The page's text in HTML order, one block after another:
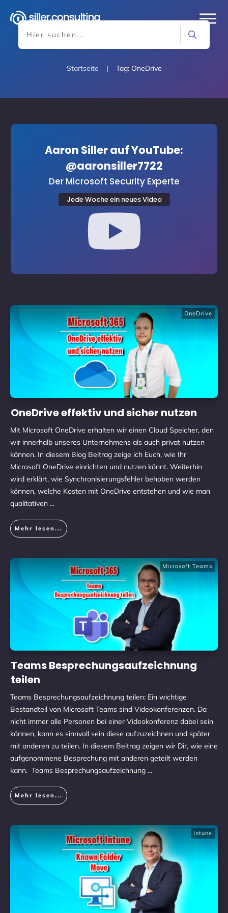
Startseite | Tag: OneDrive
Aaron Siller auf YouTube:
@aaronsiller7722
Der Microsoft Security Experte
Jede Woche ein neues Video
OneDrive
OneDrive effektiv und sicher nutzen
Mit Microsoft OneDrive erhalten wir einen Cloud Speicher, den
wir innerhalb unseres Unternehmens als auch privat nutzen
können. In diesem Blog Beitrag zeige ich Euch, wie Ihr
Microsoft OneDrive einrichten und nutzen könnt. Weiterhin
wird erklärt, wie Synchronisierungsfehler behoben werden
können, welche Kosten mit OneDrive entstehen und wie man
qualitativen ...
Mehr lesen...
Microsoft Teams
Teams Besprechungsaufzeichnung
teilen
Teams Besprechungsaufzeichnung teilen: Ein wichtige
Bestandteil von Microsoft Teams sind Videokonferenzen. Da
nicht immer alle Personen bei einer Videokonferenz dabei sein
können, kann es sinnvoll sein diese aufzuzeichnen und später
mit anderen zu teilen. In diesem Beitrag zeigen wir Dir, wie eine
aufgenommene Besprechung mit anderen geteilt werden
kann. Teams Besprechungsaufzeichnung ...
Mehr lesen...
Intune